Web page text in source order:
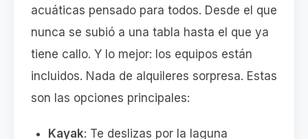
acuáticas pensado para todos. Desde el que
nunca se subió a una tabla hasta el que ya
tiene callo. Y lo mejor: los equipos están
incluidos. Nada de alquileres sorpresa. Estas
son las opciones principales:
Kayak: Te deslizas por la laguna